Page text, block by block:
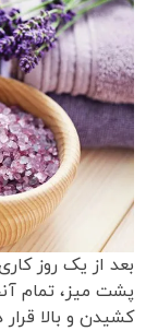
بعد از یک روز
پشت میز، تمام
کشیدن و بالا